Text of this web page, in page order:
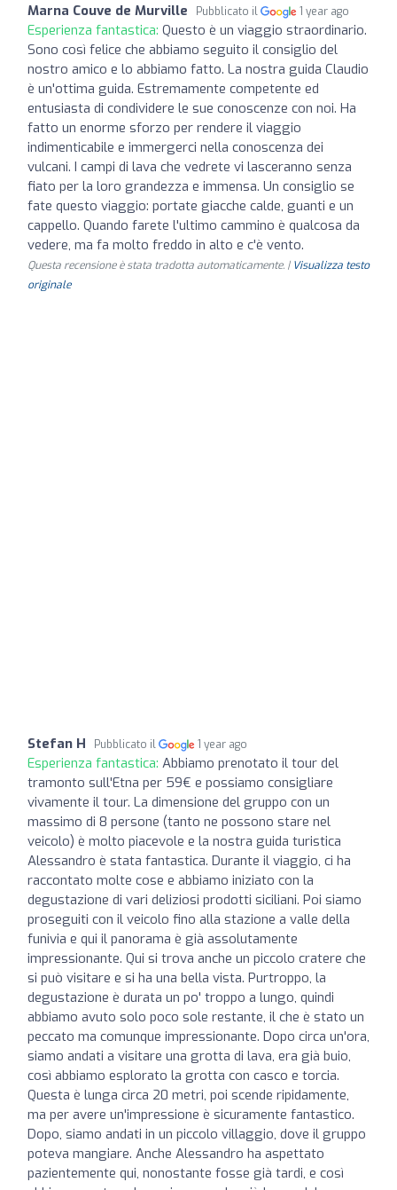
Marna Couve de Murville Pubblicato il 1 year ago
Esperienza fantastica: Questo è un viaggio straordinario.
Sono così felice che abbiamo seguito il consiglio del
nostro amico e lo abbiamo fatto. La nostra guida Claudio
è un'ottima guida. Estremamente competente ed
entusiasta di condividere le sue conoscenze con noi. Ha
fatto un enorme sforzo per rendere il viaggio
indimenticabile e immergerci nella conoscenza dei
vulcani. I campi di lava che vedrete vi lasceranno senza
fiato per la loro grandezza e immensa. Un consiglio se
fate questo viaggio: portate giacche calde, guanti e un
cappello. Quando farete l'ultimo cammino è qualcosa da
vedere, ma fa molto freddo in alto e c'è vento.
Questa recensione è stata tradotta automaticamente. | Visualizza testo
originale
Stefan H Pubblicato il 1 year ago
Esperienza fantastica: Abbiamo prenotato il tour del
tramonto sull'Etna per 59€ e possiamo consigliare
vivamente il tour. La dimensione del gruppo con un
massimo di 8 persone (tanto ne possono stare nel
veicolo) è molto piacevole e la nostra guida turistica
Alessandro è stata fantastica. Durante il viaggio, ci ha
raccontato molte cose e abbiamo iniziato con la
degustazione di vari deliziosi prodotti siciliani. Poi siamo
proseguiti con il veicolo fino alla stazione a valle della
funivia e qui il panorama è già assolutamente
impressionante. Qui si trova anche un piccolo cratere che
si può visitare e si ha una bella vista. Purtroppo, la
degustazione è durata un po' troppo a lungo, quindi
abbiamo avuto solo poco sole restante, il che è stato un
peccato ma comunque impressionante. Dopo circa un'ora,
siamo andati a visitare una grotta di lava, era già buio,
così abbiamo esplorato la grotta con casco e torcia.
Questa è lunga circa 20 metri, poi scende ripidamente,
ma per avere un'impressione è sicuramente fantastico.
Dopo, siamo andati in un piccolo villaggio, dove il gruppo
poteva mangiare. Anche Alessandro ha aspettato
pazientemente qui, nonostante fosse già tardi, e così